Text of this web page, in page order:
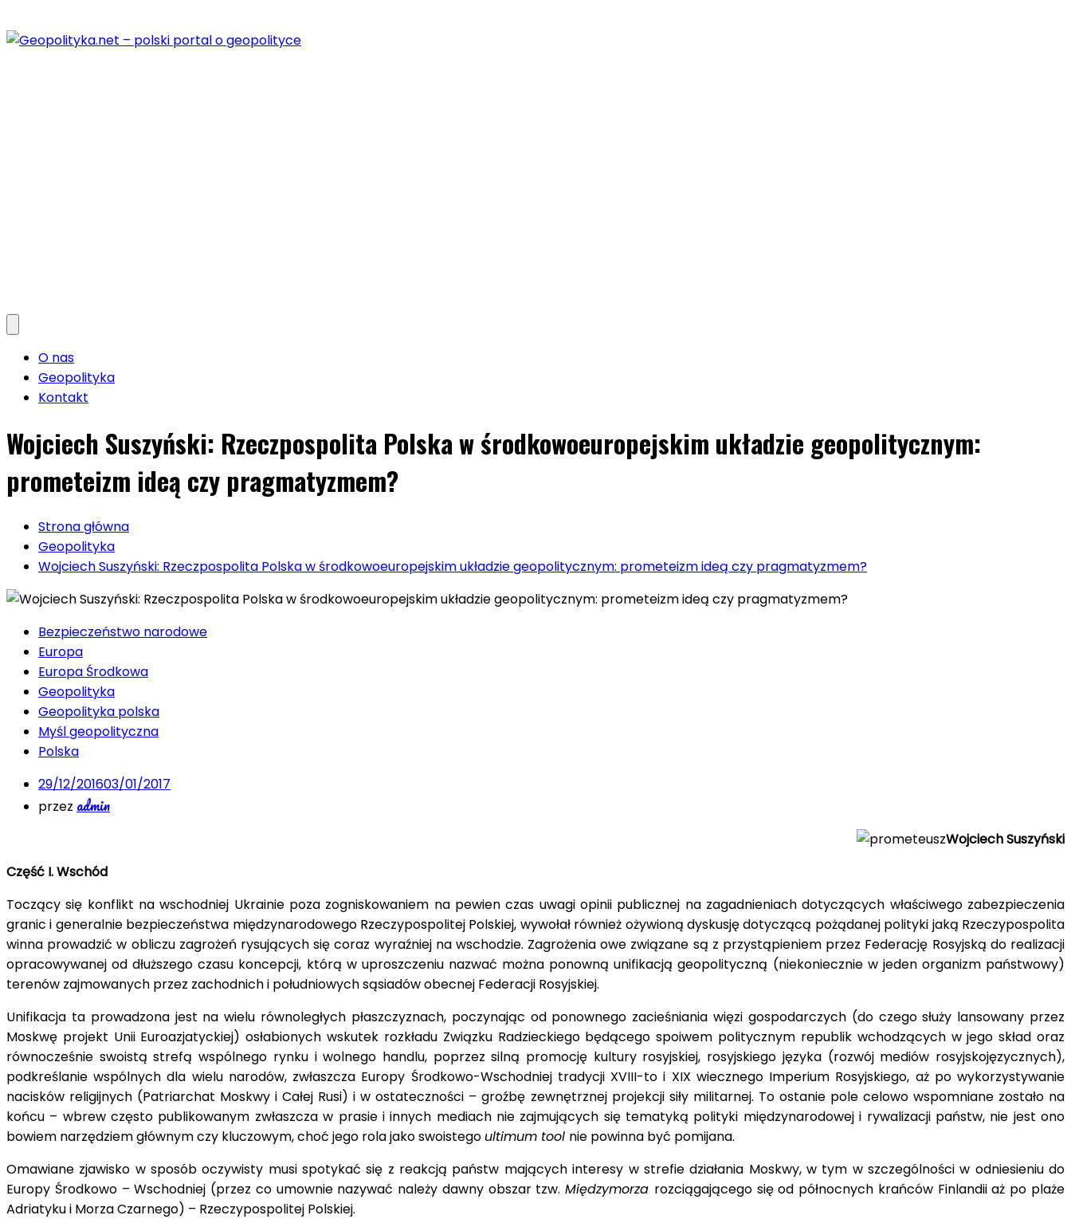
do
O nas
Geopolityka
Kontakt
Wojciech Suszyński: Rzeczpospolita Polska w środkowoeuropejskim układzie geopolitycznym:
prometeizm ideą czy pragmatyzmem?
Strona główna
Geopolityka
Wojciech Suszyński: Rzeczpospolita Polska w środkowoeuropejskim układzie geopolitycznym: prometeizm ideą czy pragmatyzmem?
Bezpieczeństwo narodowe
Europa
Europa Środkowa
Geopolityka
Geopolityka polska
Myśl geopolityczna
Polska
29/12/201603/01/2017
przez admin
Wojciech Suszyński
Część I. Wschód
Toczący się konflikt na wschodniej Ukrainie poza zogniskowaniem na pewien czas uwagi opinii publicznej na zagadnieniach dotyczących właściwego zabezpieczenia
granic i generalnie bezpieczeństwa międzynarodowego Rzeczypospolitej Polskiej, wywołał również ożywioną dyskusję dotyczącą pożądanej polityki jaką Rzeczypospolita
winna prowadzić w obliczu zagrożeń rysujących się coraz wyraźniej na wschodzie. Zagrożenia owe związane są z przystąpieniem przez Federację Rosyjską do realizacji
opracowywanej od dłuższego czasu koncepcji, którą w uproszczeniu nazwać można ponowną unifikacją geopolityczną (niekoniecznie w jeden organizm państwowy)
terenów zajmowanych przez zachodnich i południowych sąsiadów obecnej Federacji Rosyjskiej.
Unifikacja ta prowadzona jest na wielu równoległych płaszczyznach, poczynając od ponownego zacieśniania więzi gospodarczych (do czego służy lansowany przez
Moskwę projekt Unii Euroazjatyckiej) osłabionych wskutek rozkładu Związku Radzieckiego będącego spoiwem politycznym republik wchodzących w jego skład oraz
równocześnie swoistą strefą wspólnego rynku i wolnego handlu, poprzez silną promocję kultury rosyjskiej, rosyjskiego języka (rozwój mediów rosyjskojęzycznych),
podkreślanie wspólnych dla wielu narodów, zwłaszcza Europy Środkowo-Wschodniej tradycji XVIII-to i XIX wiecznego Imperium Rosyjskiego, aż po wykorzystywanie
nacisków religijnych (Patriarchat Moskwy i Całej Rusi) i w ostateczności – groźbę zewnętrznej projekcji siły militarnej. To ostanie pole celowo wspomniane zostało na
końcu – wbrew często publikowanym zwłaszcza w prasie i innych mediach nie zajmujących się tematyką polityki międzynarodowej i rywalizacji państw, nie jest ono
bowiem narzędziem głównym czy kluczowym, choć jego rola jako swoistego ultimum tool nie powinna być pomijana.
Omawiane zjawisko w sposób oczywisty musi spotykać się z reakcją państw mających interesy w strefie działania Moskwy, w tym w szczególności w odniesieniu do
Europy Środkowo – Wschodniej (przez co umownie nazywać należy dawny obszar tzw.Międzymorza rozciągającego się od północnych krańców Finlandii aż po plaże
Adriatyku i Morza Czarnego) – Rzeczypospolitej Polskiej.